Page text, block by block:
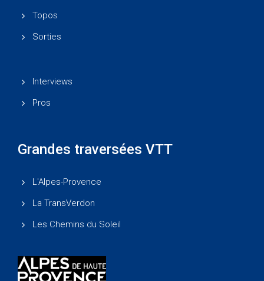
Topos
Sorties
Interviews
Pros
Grandes traversées VTT
L'Alpes-Provence
La TransVerdon
Les Chemins du Soleil